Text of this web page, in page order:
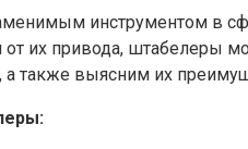
инструментом в
от их привода, штабелеры
также выясним их